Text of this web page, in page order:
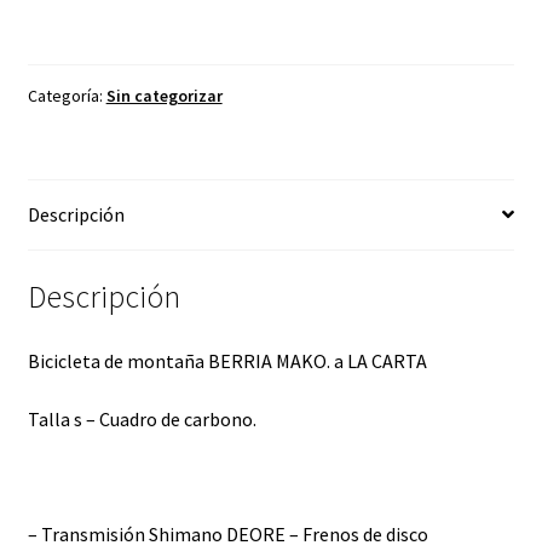
Categoría: Sin categorizar
Descripción
Descripción
Bicicleta de montaña BERRIA MAKO. a LA CARTA
Talla s – Cuadro de carbono.
– Transmisión Shimano DEORE – Frenos de disco